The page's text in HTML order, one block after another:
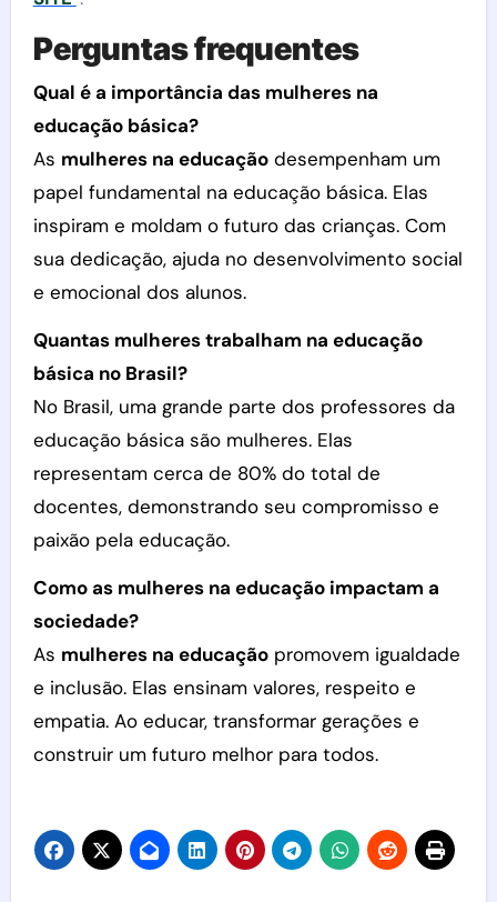
Perguntas frequentes
Qual é a importância das mulheres na
educação básica?
As mulheres na educaçãodesempenham um
papel fundamental na educação básica. Elas
inspiram e moldam o futuro das crianças. Com
sua dedicação, ajuda no desenvolvimento social
e emocional dos alunos.
Quantas mulheres trabalham na educação
básica no Brasil?
No Brasil, uma grande parte dos professores da
educação básica são mulheres. Elas
representam cerca de 80% do total de
docentes, demonstrando seu compromisso e
paixão pela educação.
Como as mulheres na educação impactam a
sociedade?
As mulheres na educaçãopromovem igualdade
e inclusão. Elas ensinam valores, respeito e
empatia. Ao educar, transformar gerações e
construir um futuro melhor para todos.